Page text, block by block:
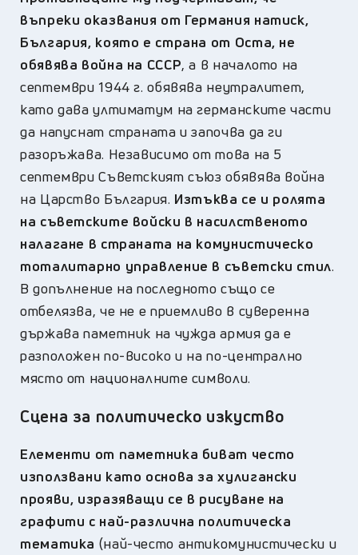
въпреки оказвания от Германия натиск,
България, която е страна от Оста, не
обявява война на СССР, а в началото на
септември 1944 г. обявява неутралитет,
като дава ултиматум на германските части
да напуснат страната и започва да ги
разоръжава. Независимо от това на 5
септември Съветският съюз обявява война
на Царство България. Изтъква се и ролята
на съветските войски в насилственото
налагане в страната на комунистическо
тоталитарно управление в съветски стил.
В допълнение на последното също се
отбелязва, че не е приемливо в суверенна
държава паметник на чужда армия да е
разположен по-високо и на по-централно
място от националните символи.
Сцена за политическо изкуство
Елементи от паметника биват често
използвани като основа за хулигански
прояви, изразяващи се в рисуване на
графити с най-различна политическа
тематика (най-често антикомунистически и